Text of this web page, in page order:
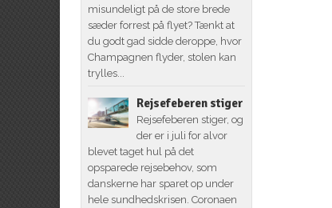
misundeligt på de store brede
sæder forrest på flyet? Tænkt at
du godt gad sidde deroppe, hvor
Champagnen flyder, stolen kan
trylles...
Rejsefeberen stiger
Rejsefeberen stiger, og
der er i juli for alvor
blevet taget hul på det
opsparede rejsebehov, som
danskerne har sparet op under
hele sundhedskrisen. Coronaen